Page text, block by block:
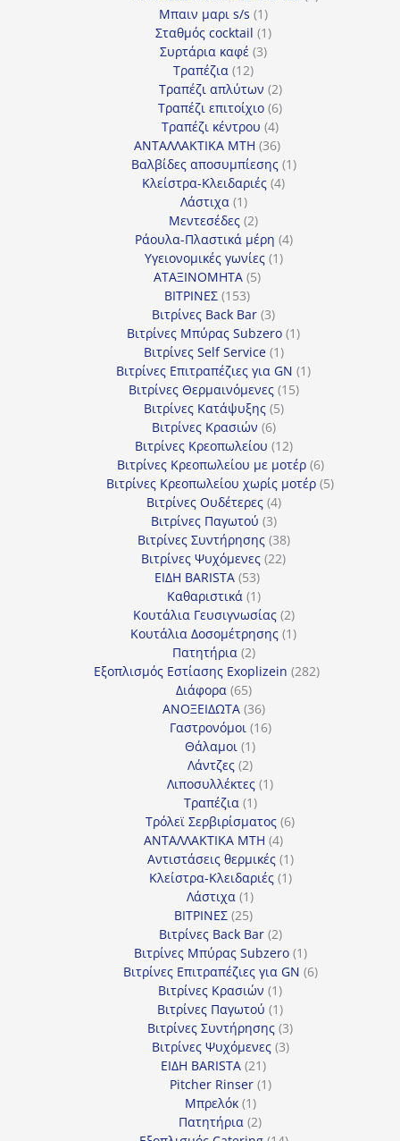
Μπαιν μαρι s/s 11
προϊόν
Σταθμός cocktail 11
Συρτάρια καφέ 33
Τραπέζια 1212
προϊόντα
Τραπέζι απλύτων 22
προϊόντα
Τραπέζι επιτοίχιο 66
προϊόντα
Τραπέζι κέντρου 44
προϊόντα
ΑΝΤΑΛΛΑΚΤΙΚΑ MTH 3636
προϊόντα
Βαλβίδες αποσυμπίεσης 11
Κλείστρα-Κλειδαριές 44
Λάστιχα 11
προϊόν
Μεντεσέδες 22
προϊόντα
Ράουλα-Πλαστικά μέρη 44
Υγειονομικές γωνίες 11
ΑΤΑΞΙΝΟΜΗΤΑ 55
ΒΙΤΡΙΝΕΣ 153153
προϊόντα
Βιτρίνες Back Bar 33
προϊόντα
Βιτρίνες Mπύρας Subzero 11
Βιτρίνες Self Service 11
προϊόν
Βιτρίνες Επιτραπέζιες για GN 11
Βιτρίνες Θερμαινόμενες 1515
Βιτρίνες Κατάψυξης 55
Βιτρίνες Κρασιών 66
προϊόντα
Βιτρίνες Κρεοπωλείου 1212
προϊόντα
Βιτρίνες Κρεοπωλείου με μοτέρ 66
προϊόντα
Βιτρίνες Κρεοπωλείου χωρίς μοτέρ 55
Βιτρίνες Ουδέτερες 44
προϊόντα
Βιτρίνες Παγωτού 33
προϊόντα
Βιτρίνες Συντήρησης 3838
προϊόντα
Βιτρίνες Ψυχόμενες 2222
ΕΙΔΗ BARISTA 5353
προϊόντα
Καθαριστικά 11
προϊόν
Κουτάλια Γευσιγνωσίας 22
προϊόντα
Κουτάλια Δοσομέτρησης 11
Πατητήρια 22
προϊόντα
Εξοπλισμός Εστίασης Exoplizein 282282
Διάφορα 6565
προϊόντα
ΑΝΟΞΕΙΔΩΤΑ 3636
προϊόντα
Γαστρονόμοι 1616
Θάλαμοι 11
προϊόν
Λάντζες 22
προϊόντα
Λιποσυλλέκτες 11
Τραπέζια 11
προϊόν
Τρόλεϊ Σερβιρίσματος 66
ΑΝΤΑΛΛΑΚΤΙΚΑ MTH 44
προϊόντα
Αντιστάσεις θερμικές 11
προϊόν
Κλείστρα-Κλειδαριές 11
Λάστιχα 11
προϊόν
ΒΙΤΡΙΝΕΣ 2525
προϊόντα
Βιτρίνες Back Bar 22
προϊόντα
Βιτρίνες Mπύρας Subzero 11
προϊόν
Βιτρίνες Επιτραπέζιες για GN 66
Βιτρίνες Κρασιών 11
προϊόν
Βιτρίνες Παγωτού 11
προϊόν
Βιτρίνες Συντήρησης 33
προϊόντα
Βιτρίνες Ψυχόμενες 33
ΕΙΔΗ BARISTA 2121
προϊόντα
Pitcher Rinser 11
Μπρελόκ 11
προϊόν
Πατητήρια 22